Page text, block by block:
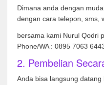
Dimana anda dengan
dengan cara telepon, sms,
bersama kami Nurul Qodri
Phone/WA : 0895 7063
2. Pembelian
Anda bisa langsung